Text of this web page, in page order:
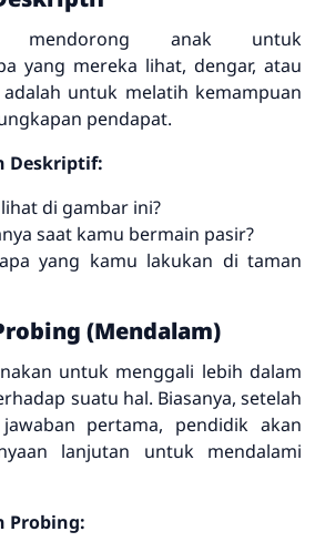
mendorong anak untuk
yang mereka lihat, dengar, atau
adalah untuk melatih kemampuan
pendapat.
Deskriptif:
di gambar ini?
saat kamu bermain pasir?
yang kamu lakukan di taman
(Mendalam)
untuk menggali lebih dalam
suatu hal. Biasanya, setelah
pertama, pendidik akan
lanjutan untuk mendalami
Probing: